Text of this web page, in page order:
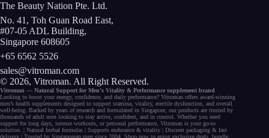
The Beauty Nation Pte. Ltd.
No. 41, Toh Guan Road East,
#07-05 ADL Building,
Singapore 608605
+65 6562 5526
sales@vitroman.com
© 2026, Vitroman. All Right Reserved.
Vitroman — Natural Support forMen’s Vitality & Performance supplement brand
Looking to boost your energy, confidence, and daily performance? Vitroman offers award-winning
men’s health supplements designed to support stamina vitality, erectile dysfunction , and overall
well-being . Backed by years of research and formulated in Singapore, ourproducts are trusted by
thousands ofadult men looking to stay active, confident, and in control. Whether you need
support for long days, intense workouts , orpersonal performance , Vitroman is your go-to
solution. | Natural herbal formulas | Supports endurance & vitality | Discreet packaging & fast
delivery | Trusted by Singaporean men since 2004. Shop now to enjoy exclusive deals, bundle